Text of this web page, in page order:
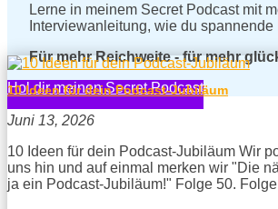
Lerne in meinem Secret Podcast mit
Interviewanleitung, wie du spannende
Für mehr Reichweite - für mehr
Hol dir meinen Secret Podcast
10 Ideen für dein Podcast-Jubiläum
Juni 13, 2026
10 Ideen für dein Podcast-Jubiläum Wir
uns hin und auf einmal merken wir "Die
ja ein Podcast-Jubiläum!" Folge 50.